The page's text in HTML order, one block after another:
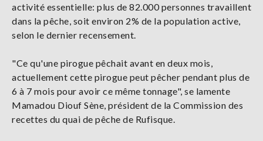
activité essentielle: plus de 82.000 personnes travaillent
dans la pêche, soit environ 2% de la population active,
selon le dernier recensement.
"Ce qu'une pirogue pêchait avant en deux mois,
actuellement cette pirogue peut pêcher pendant plus de
6 à 7 mois pour avoir ce même tonnage", se lamente
Mamadou Diouf Sène, président de la Commission des
recettes du quai de pêche de Rufisque.